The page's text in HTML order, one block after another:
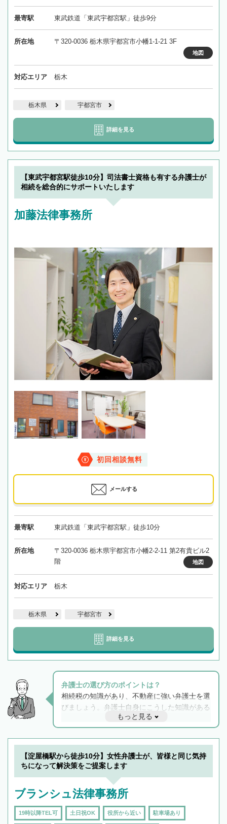
最寄駅 東武鉄道「東武宇都宮駅」徒歩9分
所在地 〒320-0036 栃木県宇都宮市小幡1-1-21 3F
地図
対応エリア 栃木
栃木県 宇都宮市
詳細を見る
【東武宇都宮駅徒歩10分】司法書士資格も有する弁護士が
相続を総合的にサポートいたします
加藤法律事務所
初回相談無料
メールする
最寄駅 東武鉄道「東武宇都宮駅」徒歩10分
所在地
〒320-0036 栃木県宇都宮市小幡2-2-11 第2有貴ビル2
階
地図
対応エリア 栃木
栃木県 宇都宮市
詳細を見る
弁護士の選び方のポイントは？
相続税の知識があり、不動産に強い弁護士を選
びましょう。弁護士自身にこうした知識がある
と他士業との連携もスムーズに進み、トラブル
解決のみならず相続をトータルで任せることが
できます。また、相続は感情がからむ分野なの
でフィーリングも重要です。実際に電話や面談
で複数の弁護士と会話をしてウマが合う方に依
もっと見る
【淀屋橋駅から徒歩10分】女性弁護士が、皆様と同じ気持
ちになって解決策をご提案します
ブランシュ法律事務所
19時以降TEL可 土日祝OK 役所から近い 駐車場あり